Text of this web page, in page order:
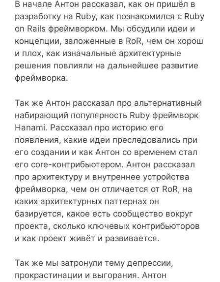
В начале Антон рассказал, как он пришёл в
разработку на Ruby, как познакомился с Ruby
on Rails фреймворком. Мы обсудили идеи и
концепции, заложенные в RoR, чем он хорош
и плох, как изначальные архитектурные
решения повлияли на дальнейшее развитие
фреймворка.
Так же Антон рассказал про альтернативный
набирающий популярность Ruby фреймворк
Hanami. Рассказал про историю его
появления, какие идеи преследовались при
его создании и как Антон со временем стал
его core-контрибьютером. Антон рассказал
про архитектуру и внутреннее устройства
фреймворка, чем он отличается от RoR, на
каких архитектурных паттернах он
базируется, какое есть сообщество вокруг
проекта, сколько ключевых контрибьюторов
и как проект живёт и развивается.
Так же мы затронули тему депрессии,
прокрастинации и выгорания. Антон